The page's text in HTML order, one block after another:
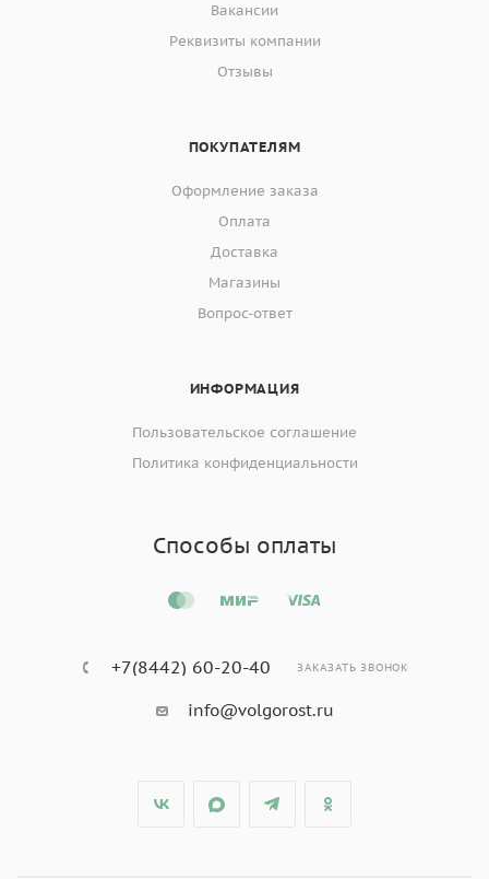
Вакансии
Реквизиты компании
Отзывы
ПОКУПАТЕЛЯМ
Оформление заказа
Оплата
Доставка
Магазины
Вопрос-ответ
ИНФОРМАЦИЯ
Пользовательское соглашение
Политика конфиденциальности
Способы оплаты
+7(8442) 60-20-40 ЗАКАЗАТЬ ЗВОНОК
info@volgorost.ru